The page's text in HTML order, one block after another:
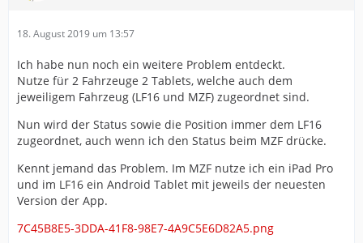
18. August 2019 um 13:57
Ich habe nun noch ein weitere Problem entdeckt.
Nutze für 2 Fahrzeuge 2 Tablets, welche auch dem
jeweiligem Fahrzeug (LF16 und MZF) zugeordnet sind.
Nun wird der Status sowie die Position immer dem LF16
zugeordnet, auch wenn ich den Status beim MZF drücke.
Kennt jemand das Problem. Im MZF nutze ich ein iPad Pro
und im LF16 ein Android Tablet mit jeweils der neuesten
Version der App.
7C45B8E5-3DDA-41F8-98E7-4A9C5E6D82A5.png